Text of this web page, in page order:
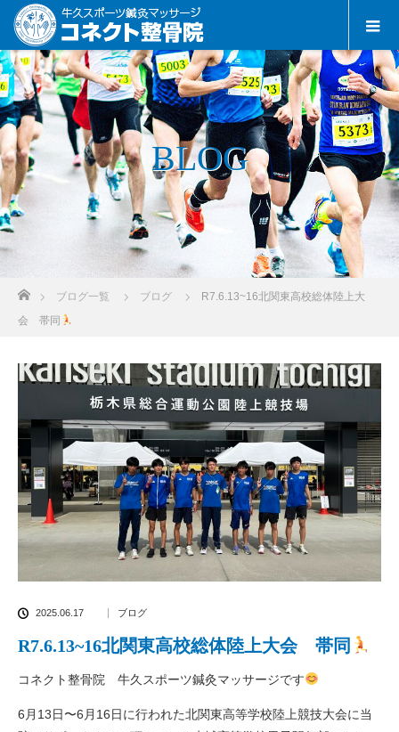
BLOG
ブログ一覧 ブログ
R7.6.13~16北関東高校総体陸上大
会 帯同
2025.06.17 ブログ
R7.6.13~16北関東高校総体陸上大会 帯同
コネクト整骨院 牛久スポーツ鍼灸マッサージです
6月13日〜6月16日に行われた北関東高等学校陸上競技大会に当